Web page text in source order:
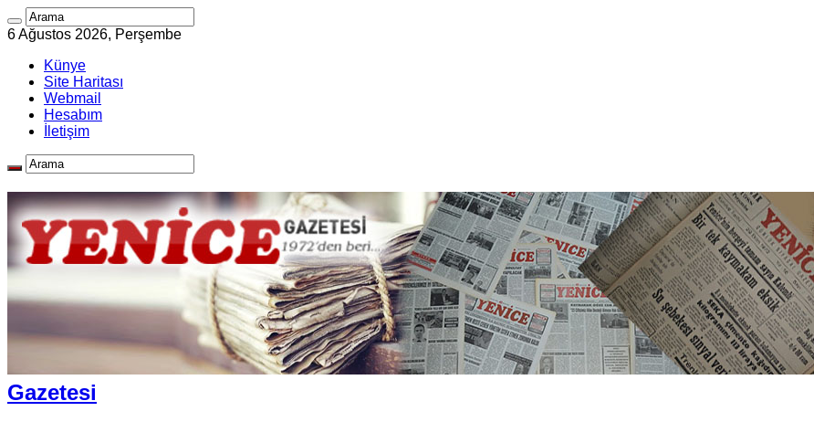
6 Ağustos 2026, Perşembe
Künye
Site Haritası
Webmail
Hesabım
İletişim
Gazetesi